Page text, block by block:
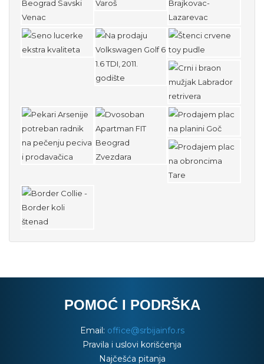
POMOĆ I PODRŠKA
Email: office@srbijainfo.rs
Pravila i uslovi korišćenja
Najčešća pitanja